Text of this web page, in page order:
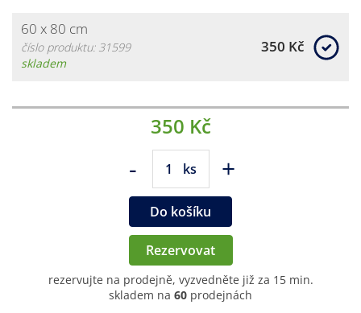
60 x 80 cm
číslo produktu: 31599
skladem
350 Kč
350 Kč
- ks +
Do košíku
Rezervovat
rezervujte na prodejně, vyzvedněte již za 15 min.
skladem na 60 prodejnách